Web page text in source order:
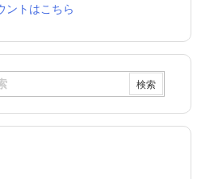
ントはこちら